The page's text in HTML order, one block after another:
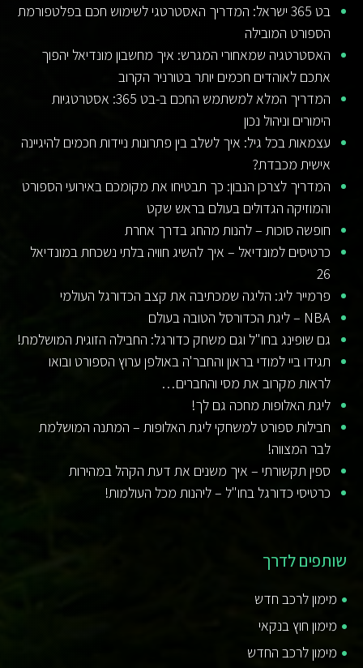
בט 365 ישראל: המדריך האסטרטגי לשימוש חכם בפלטפורמת
הספורט המובילה
האסטרטגיה שמאחורי המגרש: איך מחשבון מונדיאל יהפוך
אתכם לאוהדים חכמים יותר בטורניר הקרוב
המדריך המלא למשתמש החכם ב-בט 365: אסטרטגיות
הימורים וניהול נכון
עצמאות בכל גיל: איך לשלב בין פתרונות ניידות חכמים להיגיינה
אישית מכבדת?
המדריך לצרכן הנבון: כך תבטיחו את מקומכם באירועי הספורט
והמוזיקה הגדולים בעולם בראש שקט
חופשה סוכות – להנות מהחג בדרך אחרת
כרטיסים למונדיאל – איך להשיג חוויה בלתי נשכחת במונדיאל
26
פרמייר ליג: הליגה שמכתיבה את קצב הכדורגל העולמי
NBA – ליגת הכדורסל הטובה בעולם
גם שופינג בחו"ל וגם משחק כדורגל: החבילה הזוגית המושלמת!
תגידו ביי למודי בראון והחבר'ה באולפן ערוץ הספורט ובואו
לראות מקרוב את מסי והחברים…
ליגת האלופות מחכה גם לך!
חבילות ספורט למשחקי ליגת האלופות – המתנה המושלמת
לבר המצווה!
ספין תקשורתי – איך משנים את דעת הקהל במהירות
כרטיסי כדורגל בחו"ל – ליהנות מכל העולמות!
שותפים לדרך
מימון לרכב חדש
מימון חוץ בנקאי
מימון לרכב החדש